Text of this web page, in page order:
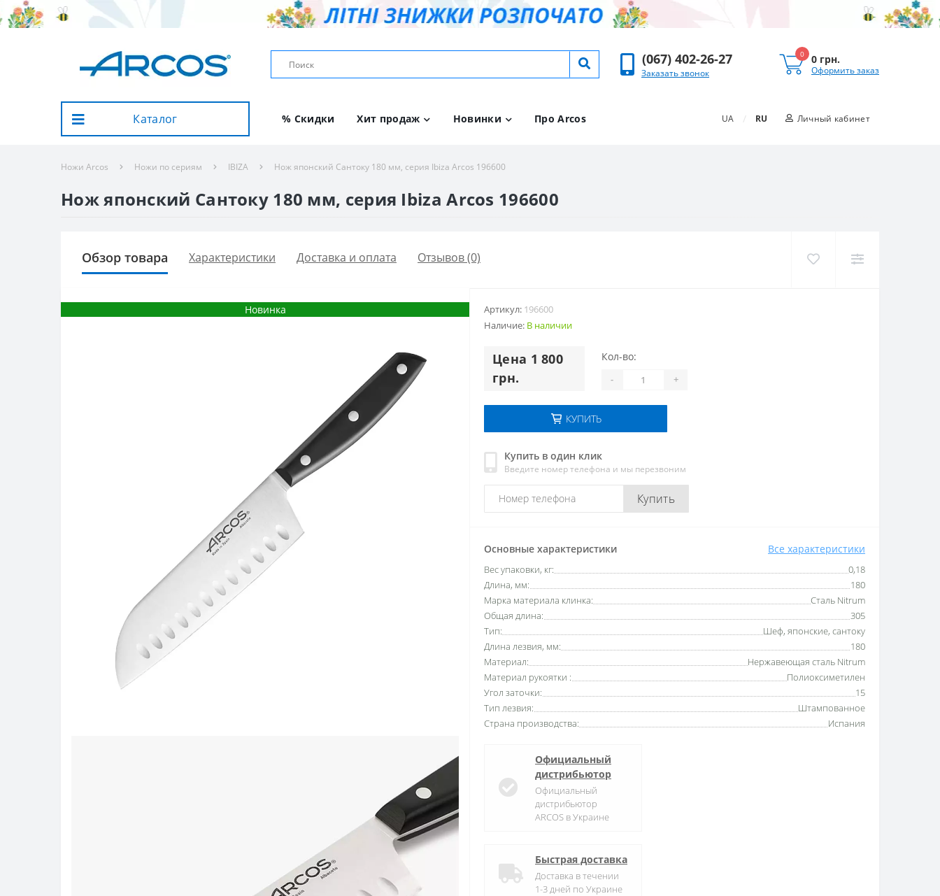
(067) 402-26-27
Заказать звонок
0 0 грн.
Оформить заказ
Каталог % Скидки Хит продаж Новинки Про Arcos UA / RU Личный кабинет
Ножи Arcos Ножи по сериям IBIZA Нож японский Сантоку 180 мм, серия Ibiza Arcos 196600
Нож японский Сантоку 180 мм, серия Ibiza Arcos 196600
Обзор товара Характеристики Доставка и оплата Отзывов (0)
Новинка Артикул: 196600
Наличие: В наличии
Цена 1 800
грн.
Кол-во:
- +
КУПИТЬ
Купить в один клик
Введите номер телефона и мы перезвоним
Купить
Основные характеристики Все характеристики
Вес упаковки, кг:
0,18
Длина, мм:
180
Марка материала клинка:
Сталь Nitrum
Общая длина:
305
Тип:
Шеф, японские, сантоку
Длина лезвия, мм:
180
Материал:
Нержавеющая сталь Nitrum
Материал рукоятки :
Полиоксиметилен
Угол заточки:
15
Тип лезвия:
Штампованное
Страна производства:
Испания
Официальный
дистрибьютор
Официальный
дистрибьютор
ARCOS в Украине
Быстрая доставка
Доставка в течении
1-3 дней по Украине